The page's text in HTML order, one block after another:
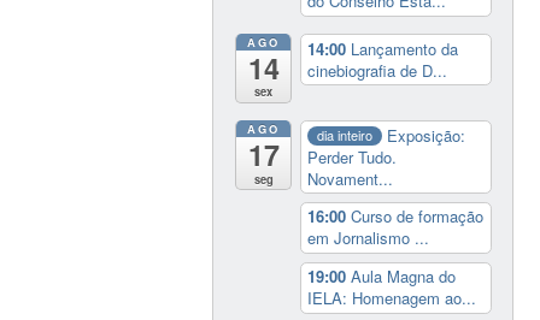
AGO
14
sex
14:00 Lançamento da
cinebiografia de D...
AGO
17
seg
dia inteiro
Exposição:
Perder Tudo.
Novament...
16:00Curso de formação
em Jornalismo ...
19:00Aula Magna do
IELA: Homenagem ao...